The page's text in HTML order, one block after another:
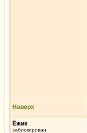
Наверх
Ёжик
заблокирован